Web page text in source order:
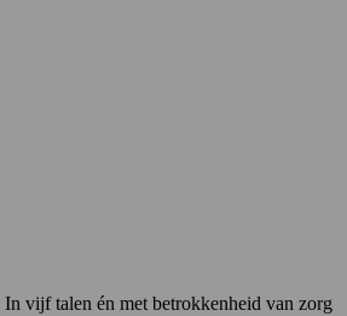
vijf talen én met betrokkenheid van zorg